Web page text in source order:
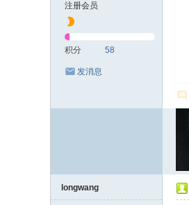
注册会员
积分 58
发消息
longwang